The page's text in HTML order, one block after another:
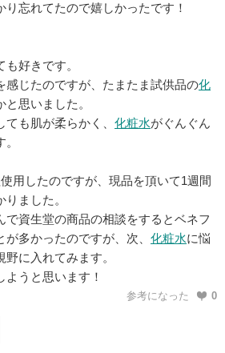
忘れてたので嬉しかったです！
好きです。
感じたのですが、たまたま試供品の化
思いました。
ても肌が柔らかく、 化粧水がぐんぐん
用したのですが、現品を頂いて1週間
ました。
で資生堂の商品の相談をするとベネフ
多かったのですが、次、 化粧水に悩
に入れてみます。
ようと思います！
参考になった 0